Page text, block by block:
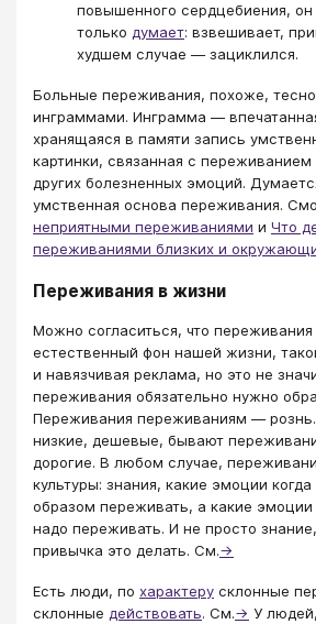
повышенного сердцебиения,
только думает: взвешивает,
худшем случае — зациклился.
Больные переживания, похоже,
инграммами. Инграмма —
хранящаяся в памяти запись
картинки, связанная с переживанием
других болезненных эмоций.
умственная основа переживания.
неприятными переживаниями и Что
переживаниями близких и
Переживания в жизни
Можно согласиться, что
естественный фон нашей жизни,
и навязчивая реклама, но это не
переживания обязательно нужно
Переживания переживаниям —
низкие, дешевые, бывают
дорогие. В любом случае,
культуры: знания, какие эмоции
образом переживать, а какие эмоции
надо переживать. И не просто
привычка это делать. См.→
Есть люди, по характеру склонные
склонные действовать. См.→ У